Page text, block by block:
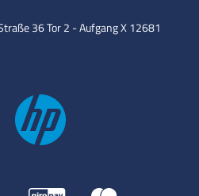
36Tor 2 - Aufgang X12681